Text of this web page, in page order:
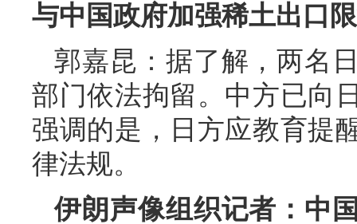
与中国政府加强稀土出口
郭嘉昆：据了解，两名
部门依法拘留。中方已向
强调的是，日方应教育提
律法规。
伊朗声像组织记者：中